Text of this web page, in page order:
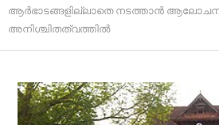
ആർഭാടങ്ങളില്ലാതെ നടത്താൻ ആലോചന;
അനിശ്ചിതത്വത്തിൽ